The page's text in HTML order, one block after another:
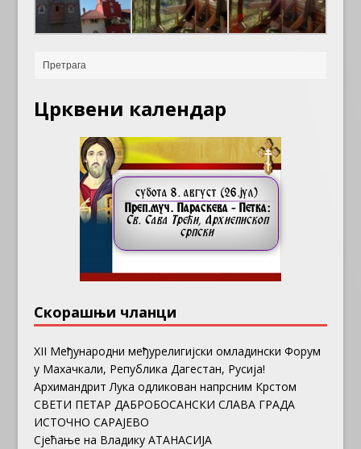
Црквени календар
Скорашњи чланци
ХII Међународни међурелигијски омладински Форум
у Махачкали, Република Дагестан, Русија!
Архимандрит Лука одликован напрсним Крстом
СВЕТИ ПЕТАР ДАБРОБОСАНСКИ СЛАВА ГРАДА
ИСТОЧНО САРАЈЕВО
Сјећање на Владику АТАНАСИЈА